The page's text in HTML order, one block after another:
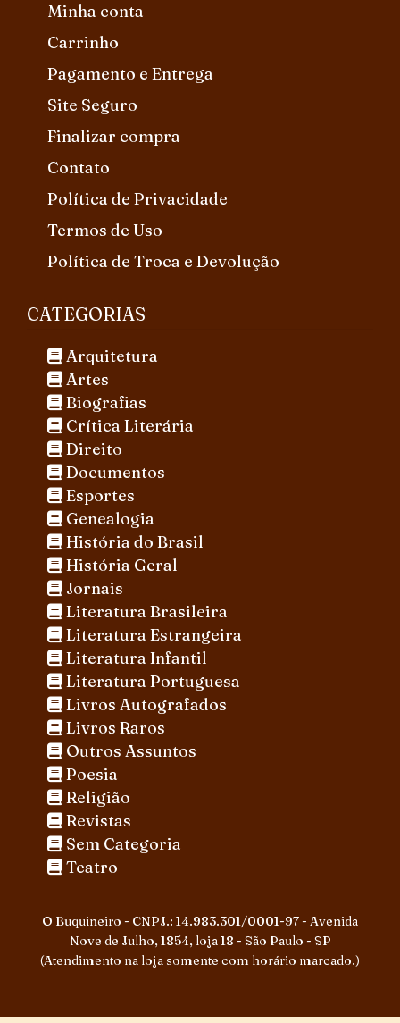
Minha conta
Carrinho
Pagamento e Entrega
Site Seguro
Finalizar compra
Contato
Política de Privacidade
Termos de Uso
Política de Troca e Devolução
CATEGORIAS
Arquitetura
Artes
Biografias
Crítica Literária
Direito
Documentos
Esportes
Genealogia
História do Brasil
História Geral
Jornais
Literatura Brasileira
Literatura Estrangeira
Literatura Infantil
Literatura Portuguesa
Livros Autografados
Livros Raros
Outros Assuntos
Poesia
Religião
Revistas
Sem Categoria
Teatro
O Buquineiro - CNPJ.: 14.983.301/0001-97 - Avenida
Nove de Julho, 1854, loja 18 - São Paulo - SP
(Atendimento na loja somente com horário marcado.)